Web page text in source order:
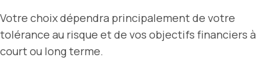
Votre choix dépendra principalement de votre
tolérance au risque et de vos objectifs financiers à
court ou long terme.